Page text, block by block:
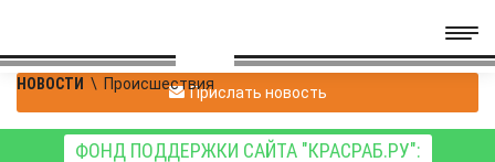
НОВОСТИ \ ПроисшествияПрислать новость
ФОНД ПОДДЕРЖКИ САЙТА "КРАСРАБ.РУ":